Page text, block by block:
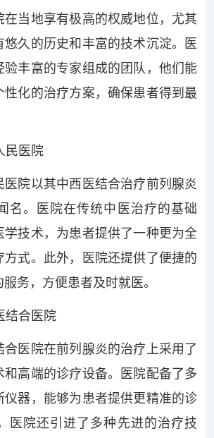
在当地享有极高的权威地位，尤其
悠久的历史和丰富的技术沉淀。医
验丰富的专家组成的团队，他们能
性化的治疗方案，确保患者得到最
民医院
医院以其中西医结合治疗前列腺炎
名。医院在传统中医治疗的基础
学技术，为患者提供了一种更为全
方式。此外，医院还提供了便捷的
务，方便患者及时就医。
结合医院
合医院在前列腺炎的治疗上采用了
和高端的诊疗设备。医院配备了多
仪器，能够为患者提供更精准的诊
医院还引进了多种先进的治疗技